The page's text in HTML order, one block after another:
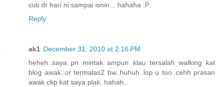
cuti dr hari ni sampai isnin... hahaha :P
Reply
ak1 December 31, 2010 at 2:16 PM
heheh..saya pn mintak ampun klau tersalah walking kat
blog awak..or termalas2 bw..huhuh..lop u too..cehh prasan
awak ckp kat saya plak..hahah..